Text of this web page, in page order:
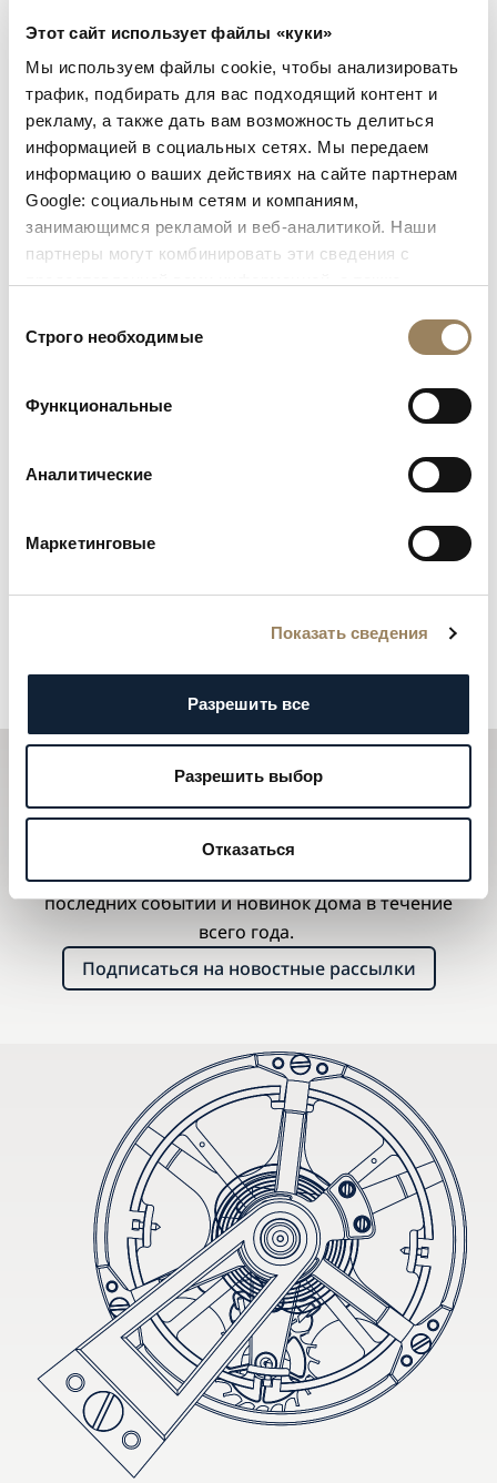
Этот сайт использует файлы «куки»
Мы используем файлы cookie, чтобы анализировать
трафик, подбирать для вас подходящий контент и
рекламу, а также дать вам возможность делиться
информацией в социальных сетях. Мы передаем
информацию о ваших действиях на сайте партнерам
Google: социальным сетям и компаниям,
занимающимся рекламой и веб-аналитикой. Наши
партнеры могут комбинировать эти сведения с
вами их сервисов.
согласия
Строго необходимые
Функциональные
Аналитические
Маркетинговые
Показать сведения
Разрешить все
Разрешить выбор
Отказаться
Независимо от того, хотите ли вы восстановить
исключительное изделие или заказать
специальное исполнение, вдохновлённое
произведениями прошлого, наша мастерская к
Свяжитесь с нами для получения более
подробной информации
Подписаться на новостные
рассылки
Рассылки Breguet будут держать Вас в курсе всех
последних событий и новинок Дома в течение
всего года.
Подписаться на новостные рассылки